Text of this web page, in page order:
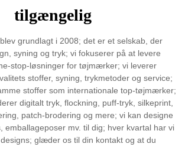
tilgængelig
grundlagt i 2008; det er et selskab, der
syning og tryk; vi fokuserer på at levere
stop-løsninger for tøjmærker; vi leverer
stoffer, syning, trykmetoder og service;
stoffer som internationale top-tøjmærker;
digitalt tryk, flockning, puff-tryk, silkeprint,
patch-brodering og mere; vi kan designe
emballageposer mv. til dig; hver kvartal har vi
glæder os til din kontakt og at du